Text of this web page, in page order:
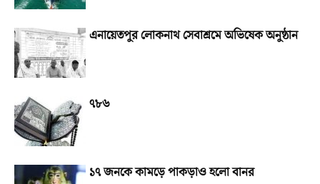
এনায়েতপুর লোকনাথ সেবাশ্রমে অভিষেক অনুষ্ঠান
৭৮৬
১৭ জনকে কামড়ে পাকড়াও হলো বানর